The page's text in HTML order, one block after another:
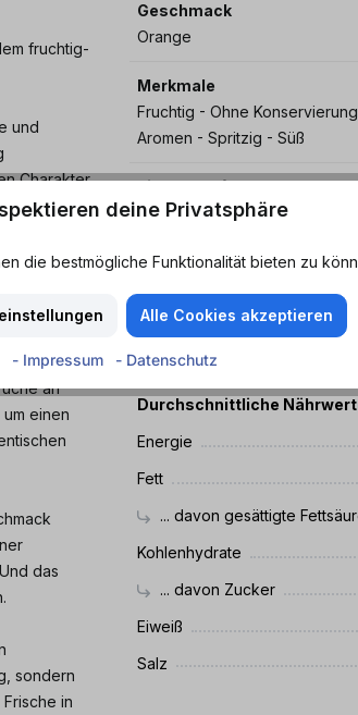
fruchtig-
und
Charakter
zwischen
verleihen
an
einen
das
sondern
in
Geschmack
Orange
Merkmale
Fruchtig - Ohne
Aromen - Spritzig - Süß
Eigenschaften
Kohlensäure
MHD
Nährwerte
Durchschnittliche
Energie
Fett
... davon gesättigte
Kohlenhydrate
... davon Zucker
Eiweiß
Salz
deine Privatsphäre
die bestmögliche Funktionalität bieten zu
Alle Cookies akzeptieren
- Impressum - Datenschutz